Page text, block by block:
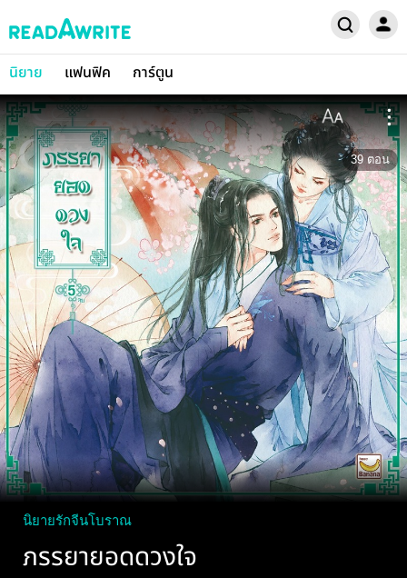
นิยาย แฟนฟิค การ์ตูน
39 ตอน
นิยายรักจีนโบราณ
ภรรยายอดดวงใจ